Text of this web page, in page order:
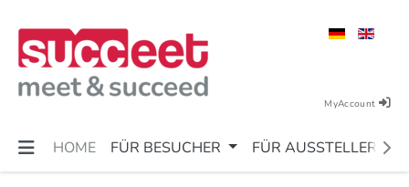
MyAccount
HOME FÜR BESUCHER FÜR AUSSTELLER